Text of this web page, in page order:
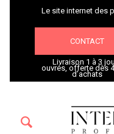
Livraison 1 à 3
ouvrés, offerte dès
d’achats
Le site internet des
CONTACT